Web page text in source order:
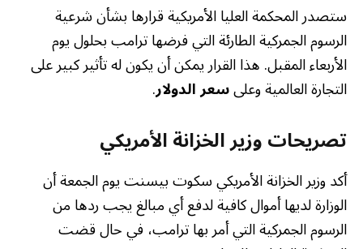
ستصدر المحكمة العليا الأمريكية قرارها بشأن شرعية
الرسوم الجمركية الطارئة التي فرضها ترامب بحلول يوم
الأربعاء المقبل. هذا القرار يمكن أن يكون له تأثير كبير على
التجارة العالمية وعلىسعر الدولار.
تصريحات وزير الخزانة الأمريكي
أكد وزير الخزانة الأمريكي سكوت بيسنت يوم الجمعة أن
الوزارة لديها أموال كافية لدفع أي مبالغ يجب ردها من
الرسوم الجمركية التي أمر بها ترامب، في حال قضت